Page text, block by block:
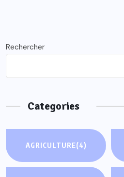
Rechercher
Categories
AGRICULTURE(4)